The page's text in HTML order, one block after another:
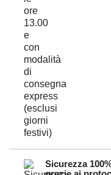
Sicurezza